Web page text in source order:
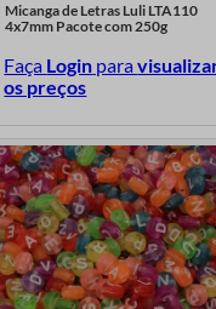
Micanga de Letras Luli LTA110
4x7mm Pacote com 250g
Faça Login para
os preços